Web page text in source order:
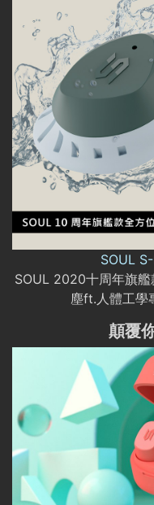
SOUL
SOUL 2020十周年旗
塵ft.人體工學
顛覆